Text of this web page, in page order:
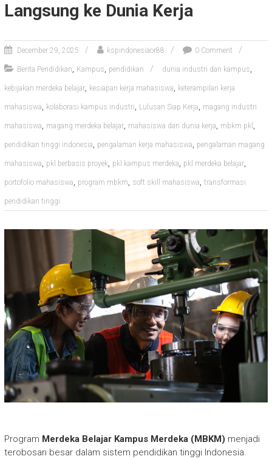
Langsung ke Dunia Kerja
December 29, 2025 kspindonesiaor88 0 Comment
Berita Pendidikan, Kampus, pendidikan dunia industri dan kampus,
kebijakan merdeka belajar, kesiapan kerja mahasiswa, keterampilan kerja
mahasiswa, kolaborasi kampus industri, Lulusan Siap Kerja, magang industri
mahasiswa, magang merdeka belajar, mahasiswa dan dunia kerja, mbkm pkl ,
pendidikan tinggi indonesia, pengalaman kerja mahasiswa, pengalaman magang
mahasiswa, pkl berbasis proyek, pkl kampus merdeka, pkl merdeka belajar,
portofolio mahasiswa, program mbkm, soft skill mahasiswa, transformasi
pendidikan tinggi
Program Merdeka Belajar Kampus Merdeka (MBKM) menjadi
terobosan besar dalam sistem pendidikan tinggi Indonesia.